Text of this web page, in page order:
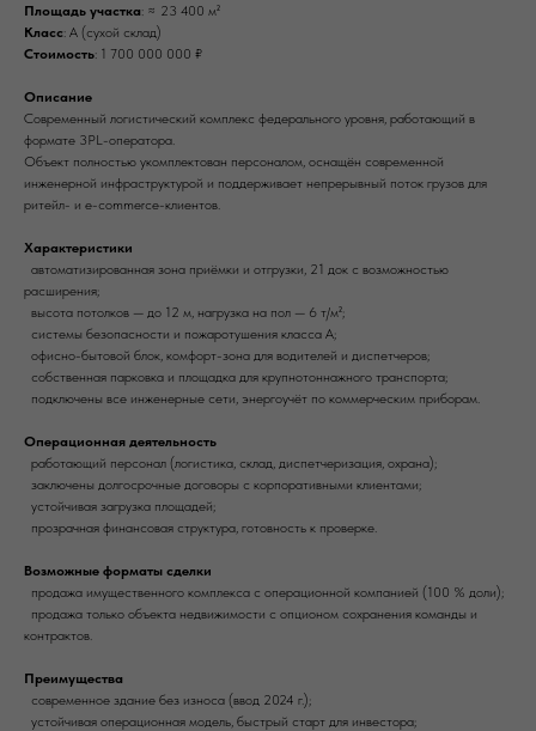
Площадь участка: ≈ 23 400 м²
Класс: А (сухой склад)
Стоимость: 1 700 000 000 ₽
Описание
Современный логистический комплекс федерального уровня, работающий в
формате 3PL-оператора.
Объект полностью укомплектован персоналом, оснащён современной
инженерной инфраструктурой и поддерживает непрерывный поток грузов для
ритейл- и e-commerce-клиентов.
Характеристики
автоматизированная зона приёмки и отгрузки, 21 док с возможностью
расширения;
высота потолков — до 12 м, нагрузка на пол — 6 т/м²;
системы безопасности и пожаротушения класса А;
офисно-бытовой блок, комфорт-зона для водителей и диспетчеров;
собственная парковка и площадка для крупнотоннажного транспорта;
подключены все инженерные сети, энергоучёт по коммерческим приборам.
Операционная деятельность
работающий персонал (логистика, склад, диспетчеризация, охрана);
заключены долгосрочные договоры с корпоративными клиентами;
устойчивая загрузка площадей;
прозрачная финансовая структура, готовность к проверке.
Возможные форматы сделки
продажа имущественного комплекса с операционной компанией (100 % доли);
продажа только объекта недвижимости с опционом сохранения команды и
контрактов.
Преимущества
современное здание без износа (ввод 2024 г.);
устойчивая операционная модель, быстрый старт для инвестора;